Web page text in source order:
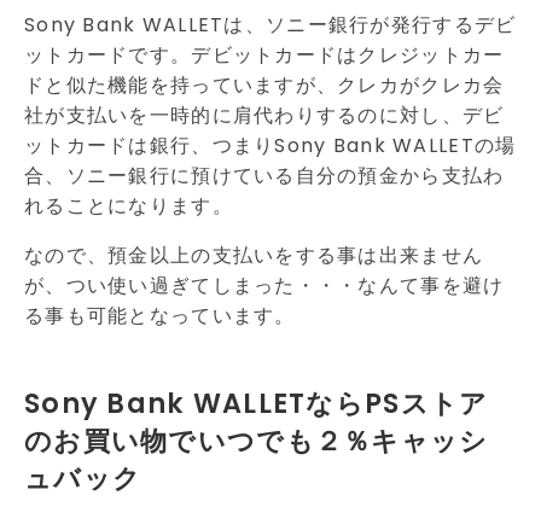
Sony Bank WALLETは、ソニー銀行が発行するデビ
ットカードです。デビットカードはクレジットカー
ドと似た機能を持っていますが、クレカがクレカ会
社が支払いを一時的に肩代わりするのに対し、デビ
ットカードは銀行、つまりSony Bank WALLETの場
合、ソニー銀行に預けている自分の預金から支払わ
れることになります。
なので、預金以上の支払いをする事は出来ません
が、つい使い過ぎてしまった・・・なんて事を避け
る事も可能となっています。
Sony Bank WALLETならPSストア
のお買い物でいつでも２％キャッシ
ュバック